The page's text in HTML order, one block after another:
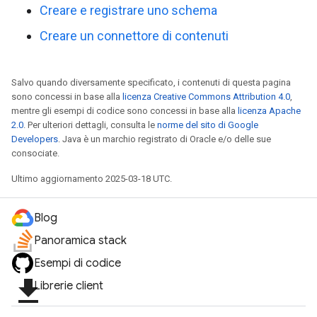
Creare e registrare uno schema
Creare un connettore di contenuti
Salvo quando diversamente specificato, i contenuti di questa pagina
sono concessi in base alla licenza Creative Commons Attribution 4.0,
mentre gli esempi di codice sono concessi in base alla licenza Apache
2.0. Per ulteriori dettagli, consulta le norme del sito di Google
Developers. Java è un marchio registrato di Oracle e/o delle sue
consociate.
Ultimo aggiornamento 2025-03-18 UTC.
Blog
Panoramica stack
Esempi di codice
file_downloadLibrerie client